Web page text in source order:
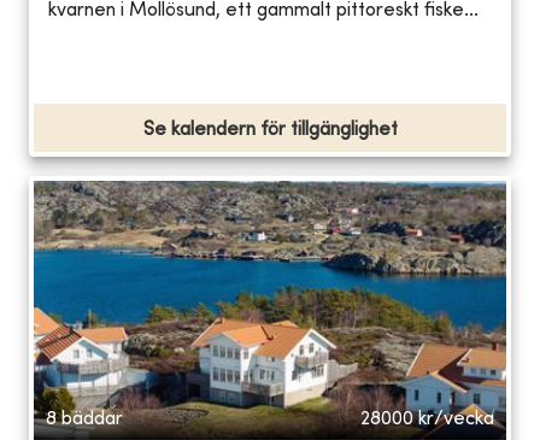
kvarnen i Mollösund, ett gammalt pittoreskt fiske...
Se kalendern för tillgänglighet
8 bäddar 28000 kr/vecka